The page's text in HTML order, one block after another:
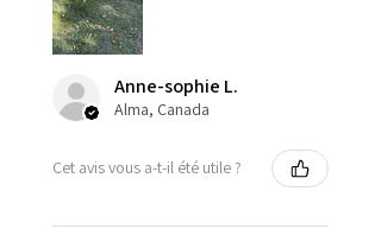
Anne-sophie L.
Alma, Canada
Cet avis vous a-t-il été utile ?